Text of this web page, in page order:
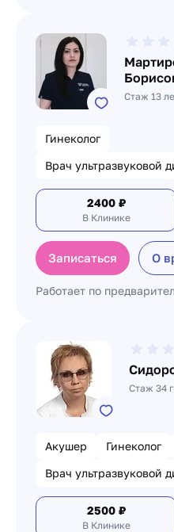
Стаж 13
Гинеколог
Врач ультразвуковой
2400 ₽
В Клинике
Записаться О
Работает по
Стаж 34
Акушер Гинеколог
Врач ультразвуковой
2500 ₽
В Клинике